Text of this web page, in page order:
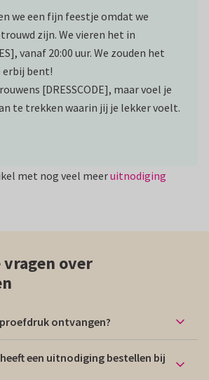
we een fijn feestje omdat we
zijn. We vieren het in
vanaf 20:00 uur. We zouden het
erbij bent!
[DRESSCODE], maar voel je
te trekken waarin jij je lekker voelt.
met nog veel meeruitnodiging
over
ontvangen?
een uitnodiging bestellen bij